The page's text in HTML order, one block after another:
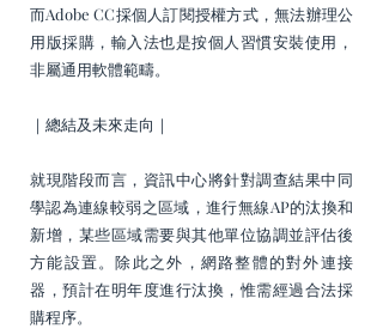
而Adobe CC採個人訂閱授權方式，無法辦理公
用版採購，輸入法也是按個人習慣安裝使用，
非屬通用軟體範疇。
｜總結及未來走向｜
就現階段而言，資訊中心將針對調查結果中同
學認為連線較弱之區域，進行無線AP的汰換和
新增，某些區域需要與其他單位協調並評估後
方能設置。除此之外，網路整體的對外連接
器，預計在明年度進行汰換，惟需經過合法採
購程序。